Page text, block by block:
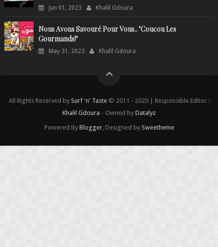
Jun 01, 2023 Khalil Gdoura
Nous Avons Savouré Pour Vous.. "Coucou Les
Gourmands!"
May 31, 2023 Khalil Gdoura
All Rights Reserved by Surf 'n' Taste© 2011 - 2020 | Responsible Editor :
Khalil Gdoura - Owned by Datalyz
Powered By Blogger, Designed by Sweetheme